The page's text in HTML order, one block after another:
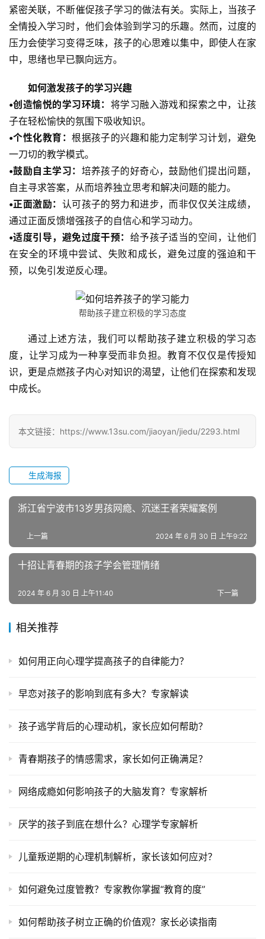
师
资
力
量
园
活
新
闻
中
心
教
研
中
心
心
全
青
少
专
题
紧密关联，不断催促孩子学习的做法有关。实际上，当孩子
全情投入学习时，他们会体验到学习的乐趣。然而，过度的
压力会使学习变得乏味，孩子的心思难以集中，即使人在家
中，思绪也早已飘向远方。
如何激发孩子的学习兴趣
•创造愉悦的学习环境： 将学习融入游戏和探索之中，让孩
子在轻松愉快的氛围下吸收知识。
•个性化教育：根据孩子的兴趣和能力定制学习计划，避免
一刀切的教学模式。
•鼓励自主学习： 培养孩子的好奇心，鼓励他们提出问题，
自主寻求答案，从而培养独立思考和解决问题的能力。
•正面激励： 认可孩子的努力和进步，而非仅仅关注成绩，
通过正面反馈增强孩子的自信心和学习动力。
•适度引导，避免过度干预： 给予孩子适当的空间，让他们
在安全的环境中尝试、失败和成长，避免过度的强迫和干
预，以免引发逆反心理。
帮助孩子建立积极的学习态度
通过上述方法，我们可以帮助孩子建立积极的学习态
度，让学习成为一种享受而非负担。教育不仅仅是传授知
识，更是点燃孩子内心对知识的渴望，让他们在探索和发现
中成长。
本文链接：https://www.13su.com/jiaoyan/jiedu/2293.html
生成海报
浙江省宁波市13岁男孩网瘾、沉迷王者荣耀案例
上一篇 2024 年 6 月 30 日 上午9:22
十招让青春期的孩子学会管理情绪
下一篇
2024 年 6 月 30 日 上午11:40
相关推荐
如何用正向心理学提高孩子的自律能力？
早恋对孩子的影响到底有多大？专家解读
孩子逃学背后的心理动机，家长应如何帮助？
青春期孩子的情感需求，家长如何正确满足？
网络成瘾如何影响孩子的大脑发育？专家解析
厌学的孩子到底在想什么？心理学专家解析
儿童叛逆期的心理机制解析，家长该如何应对？
如何避免过度管教？专家教你掌握“教育的度”
如何帮助孩子树立正确的价值观？家长必读指南